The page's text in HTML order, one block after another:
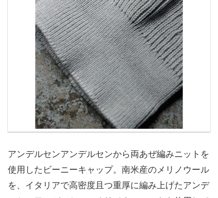
アンデルセンアンデルセンから両あぜ編みニットを
使用したビーニーキャップ。南米産のメリノウール
を、イタリアで高密度且つ重厚に編み上げたアンデ